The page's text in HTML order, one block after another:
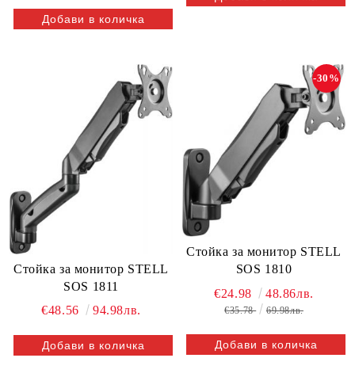
Стойка за монитор STELL
SOS 1811
€48.56
94.98лв.
Стойка за монитор STELL
SOS 1810
-30%
€24.98 48.86лв.
€35.78 69.98лв.